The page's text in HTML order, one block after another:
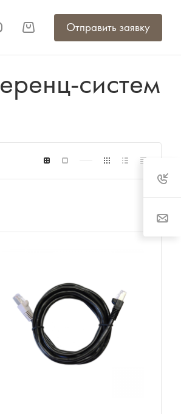
Отправить заявку
систем